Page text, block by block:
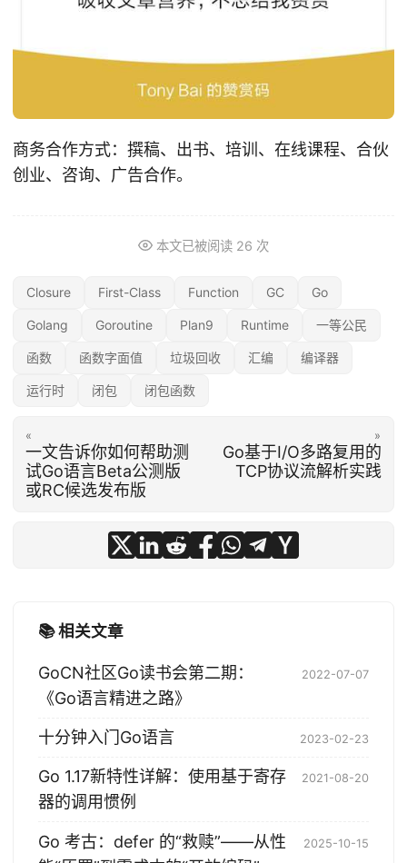
商务合作方式：撰稿、出书、培训、在线课程、合伙
创业、咨询、广告合作。
本文已被阅读 26 次
Closure First-Class Function GC Go
Golang Goroutine Plan9 Runtime 一等公民
函数 函数字面值 垃圾回收 汇编 编译器
运行时 闭包 闭包函数
«
一文告诉你如何帮助测
试Go语言Beta公测版
或RC候选发布版
»
Go基于I/O多路复用的
TCP协议流解析实践
📚 相关文章
GoCN社区Go读书会第二期：
《Go语言精进之路》
2022-07-07
十分钟入门Go语言 2023-02-23
Go 1.17新特性详解：使用基于寄存
器的调用惯例
2021-08-20
Go 考古：defer 的“救赎”——从性
2025-10-15